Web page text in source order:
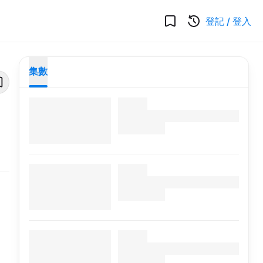
登記 / 登入
集數